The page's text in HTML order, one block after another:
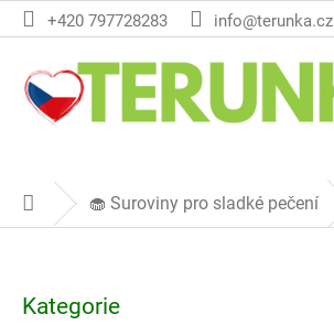
Přejít
na
+420 797728283 info@terunka.cz
Domů 🧁 Suroviny pro sladké pečení
kategorie
Kategorie